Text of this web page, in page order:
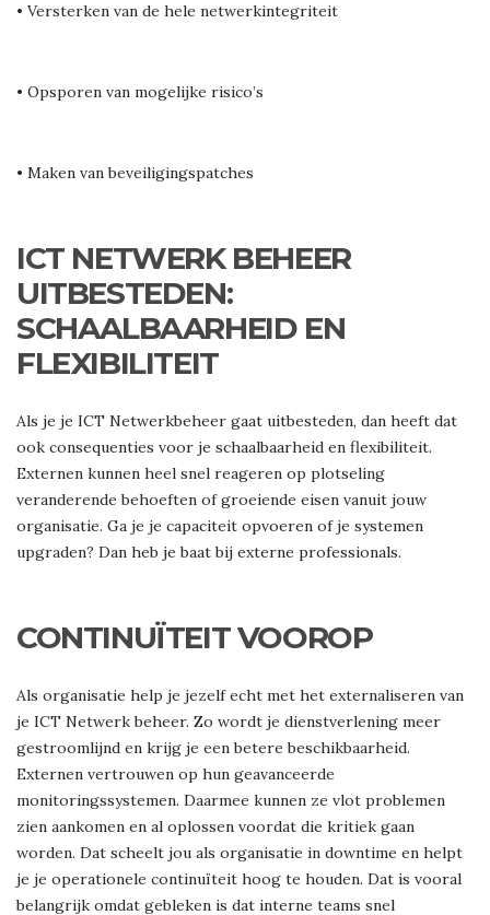
• Versterken van de hele netwerkintegriteit
• Opsporen van mogelijke risico’s
• Maken van beveiligingspatches
ICT NETWERK BEHEER
UITBESTEDEN:
SCHAALBAARHEID EN
FLEXIBILITEIT
Als je je ICT Netwerkbeheer gaat uitbesteden, dan heeft dat
ook consequenties voor je schaalbaarheid en flexibiliteit.
Externen kunnen heel snel reageren op plotseling
veranderende behoeften of groeiende eisen vanuit jouw
organisatie. Ga je je capaciteit opvoeren of je systemen
upgraden? Dan heb je baat bij externe professionals.
CONTINUÏTEIT VOOROP
Als organisatie help je jezelf echt met het externaliseren van
je ICT Netwerk beheer. Zo wordt je dienstverlening meer
gestroomlijnd en krijg je een betere beschikbaarheid.
Externen vertrouwen op hun geavanceerde
monitoringssystemen. Daarmee kunnen ze vlot problemen
zien aankomen en al oplossen voordat die kritiek gaan
worden. Dat scheelt jou als organisatie in downtime en helpt
je je operationele continuïteit hoog te houden. Dat is vooral
belangrijk omdat gebleken is dat interne teams snel